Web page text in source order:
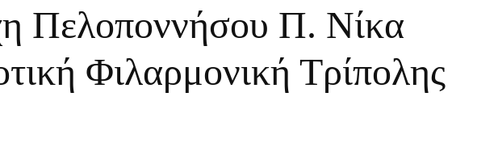
Πελοποννήσου Π. Νίκα
Φιλαρμονική Τρίπολης